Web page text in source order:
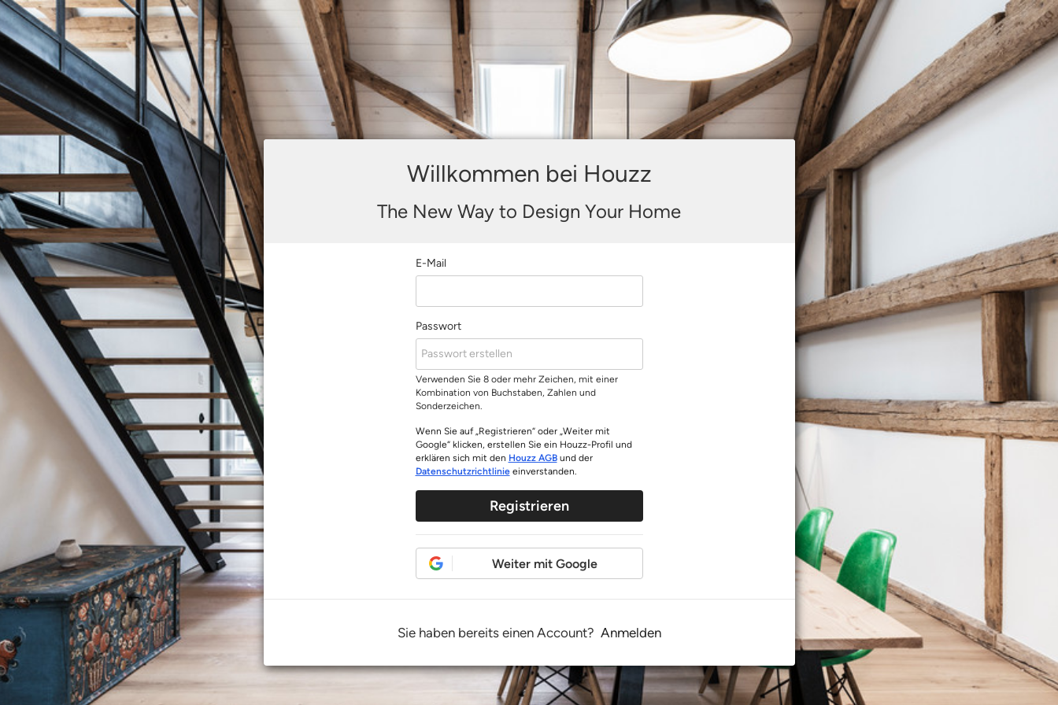
Willkommen bei Houzz
The New Way to Design Your Home
E-Mail
Passwort
Verwenden Sie 8 oder mehr Zeichen, mit einer
Kombination von Buchstaben, Zahlen und
Sonderzeichen.
Wenn Sie auf „Registrieren“ oder „Weiter mit
Google“ klicken, erstellen Sie ein Houzz-Profil und
erklären sich mit den Houzz AGBund der
Datenschutzrichtlinieeinverstanden.
Registrieren
Weiter mit Google
Sie haben bereits einen Account? Anmelden